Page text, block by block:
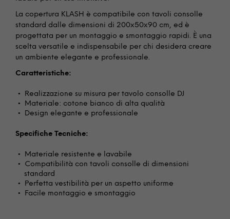
La copertura KLASH è compatibile con tavoli consolle
standard dalle dimensioni di 200x50x90 cm, ed è
progettata per un montaggio e smontaggio rapidi. È una
scelta versatile e indispensabile per chi desidera creare
un ambiente elegante e professionale.
Caratteristiche:
Realizzazione su misura per tavolo consolle DJ
Materiale: cotone bianco di alta qualità
Design elegante e professionale
Specifiche Tecniche:
Materiale resistente e lavabile
Compatibilità con tavoli consolle di dimensioni
standard
Perfetta vestibilità per un aspetto uniforme
Facile montaggio e smontaggio